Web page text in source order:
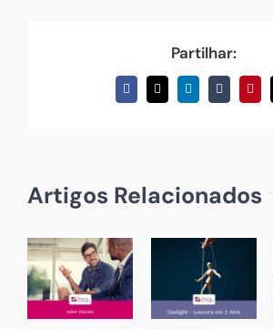
Partilhar:
Facebook
X LinkedInTumblr
Artigos Relacionados